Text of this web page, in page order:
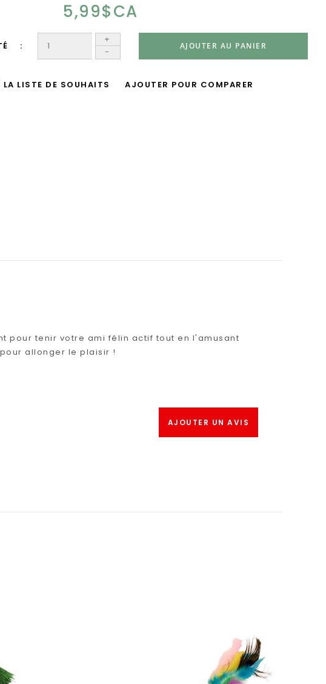
5,99$CA
+
-
AJOUTER AU PANIER
LISTE DE SOUHAITS AJOUTER POUR COMPARER
pour tenir votre ami félin actif tout en l'amusant
allonger le plaisir !
AJOUTER UN AVIS